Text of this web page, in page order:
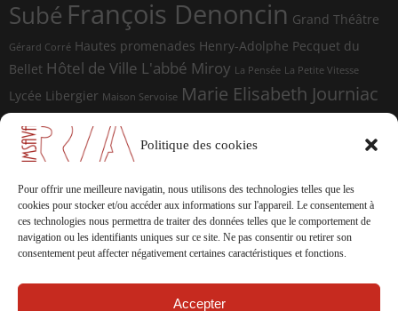
Politique des cookies
Pour offrir une meilleure navigatin, nous utilisons des technologies telles que les
cookies pour stocker et/ou accéder aux informations sur l'appareil. Le consentement à
ces technologies nous permettra de traiter des données telles que le comportement de
navigation ou les identifiants uniques sur ce site. Ne pas consentir ou retirer son
consentement peut affecter négativement certaines caractéristiques et fonctions.
Accepter
Subé François Denoncin Grand Théâtre
Gérard Corré Hautes promenades Henry-Adolphe Pecquet du
Bellet Hôtel de Ville L'abbé Miroy La Pensée La Petite Vitesse
Lycée Libergier Maison Servoise Marie Elisabeth Journiac
Marie Elisabeth Journiac Audigou
Photographes Place d'Erlon place du Forum
Rue de la
Magdeleine
Rue de Soissons Rue de Vesle Rue du Temple
Saint-MarceauxsculpturesThomas
Geffrelot théâtre Tranchées